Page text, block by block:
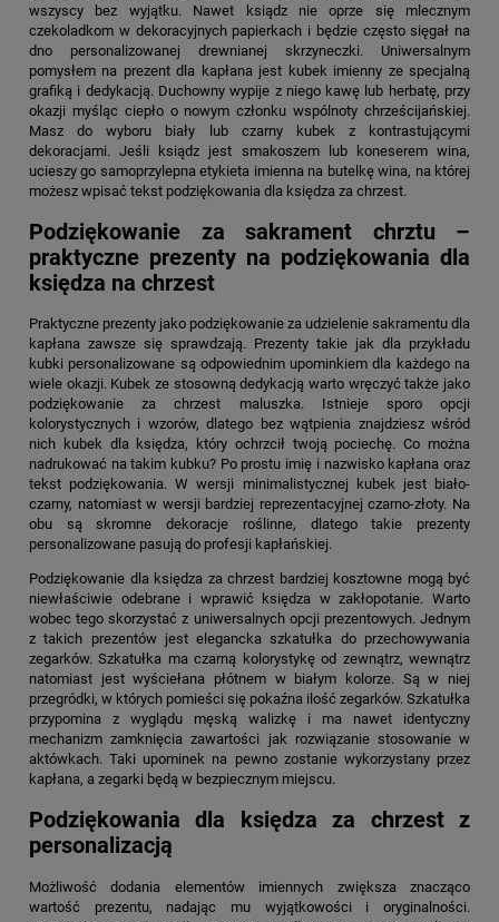
wszyscy bez wyjątku. Nawet ksiądz nie oprze się mlecznym
czekoladkom w dekoracyjnych papierkach i będzie często sięgał na
dno personalizowanej drewnianej skrzyneczki. Uniwersalnym
pomysłem na prezent dla kapłana jest kubek imienny ze specjalną
grafiką i dedykacją. Duchowny wypije z niego kawę lub herbatę, przy
okazji myśląc ciepło o nowym członku wspólnoty chrześcijańskiej.
Masz do wyboru biały lub czarny kubek z kontrastującymi
dekoracjami. Jeśli ksiądz jest smakoszem lub koneserem wina,
ucieszy go samoprzylepna etykieta imienna na butelkę wina, na której
możesz wpisać tekst podziękowania dla księdza za chrzest.
Podziękowanie za sakrament chrztu –
praktyczne prezenty na podziękowania dla
księdza na chrzest
Praktyczne prezenty jako podziękowanie za udzielenie sakramentu dla
kapłana zawsze się sprawdzają. Prezenty takie jak dla przykładu
kubki personalizowane są odpowiednim upominkiem dla każdego na
wiele okazji. Kubek ze stosowną dedykacją warto wręczyć także jako
podziękowanie za chrzest maluszka. Istnieje sporo opcji
kolorystycznych i wzorów, dlatego bez wątpienia znajdziesz wśród
nich kubek dla księdza, który ochrzcił twoją pociechę. Co można
nadrukować na takim kubku? Po prostu imię i nazwisko kapłana oraz
tekst podziękowania. W wersji minimalistycznej kubek jest biało-
czarny, natomiast w wersji bardziej reprezentacyjnej czarno-złoty. Na
obu są skromne dekoracje roślinne, dlatego takie prezenty
personalizowane pasują do profesji kapłańskiej.
Podziękowanie dla księdza za chrzest bardziej kosztowne mogą być
niewłaściwie odebrane i wprawić księdza w zakłopotanie. Warto
wobec tego skorzystać z uniwersalnych opcji prezentowych. Jednym
z takich prezentów jest elegancka szkatułka do przechowywania
zegarków. Szkatułka ma czarną kolorystykę od zewnątrz, wewnątrz
natomiast jest wyściełana płótnem w białym kolorze. Są w niej
przegródki, w których pomieści się pokaźna ilość zegarków. Szkatułka
przypomina z wyglądu męską walizkę i ma nawet identyczny
mechanizm zamknięcia zawartości jak rozwiązanie stosowanie w
aktówkach. Taki upominek na pewno zostanie wykorzystany przez
kapłana, a zegarki będą w bezpiecznym miejscu.
Podziękowania dla księdza za chrzest z
personalizacją
Możliwość dodania elementów imiennych zwiększa znacząco
wartość prezentu, nadając mu wyjątkowości i oryginalności.